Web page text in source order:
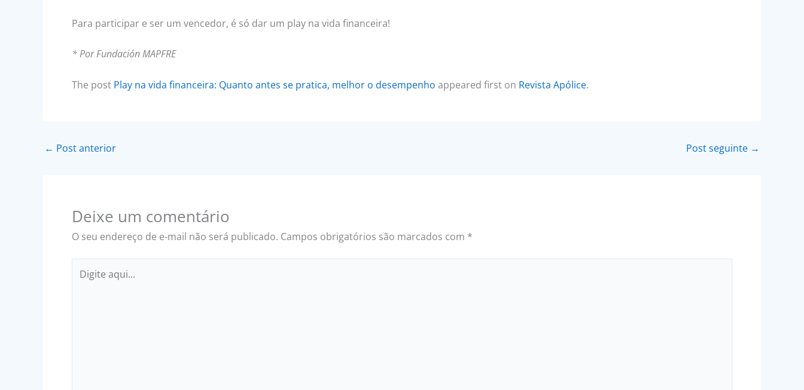
Para participar e ser um vencedor, é só dar um play na vida financeira!
* Por Fundación MAPFRE
The post Play na vida financeira: Quanto antes se pratica, melhor o desempenho appeared first on Revista Apólice.
← Post anterior Post seguinte →
Deixe um comentário
O seu endereço de e-mail não será publicado. Campos obrigatórios são marcados com *
aqui...